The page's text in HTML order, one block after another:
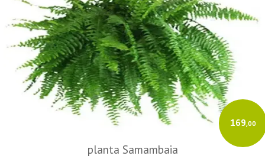
169,00
planta Samambaia